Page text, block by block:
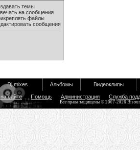
темы
на сообщения
файлы
сообщения
Dj mixes Альбомы Видеоклипы
сайте Помощь Администрация Служба
Все права защищены © 2007-2026